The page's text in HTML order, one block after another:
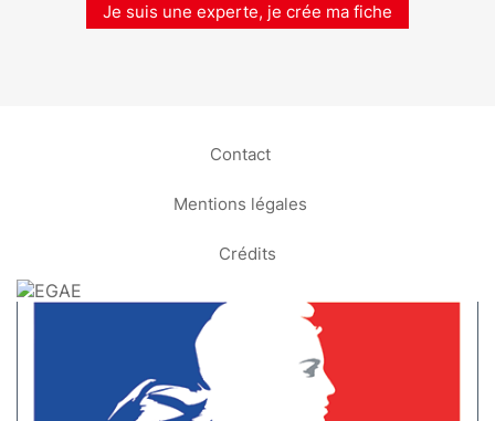
Je suis une experte, je crée ma fiche
Contact
Mentions légales
Crédits